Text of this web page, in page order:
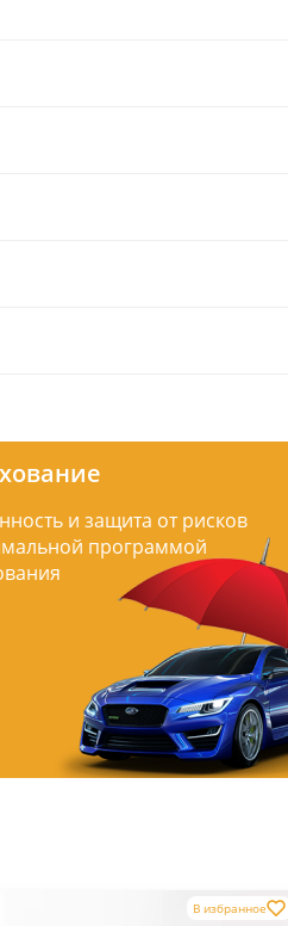
и защита от рисков
программой
В избранное